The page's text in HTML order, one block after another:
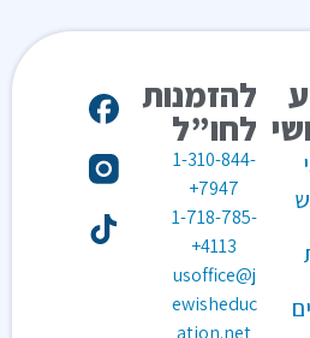
להזמנות
לחו”ל
1-310-844-
7947+
1-718-785-
4113+
usoffice@j
ewisheduc
ation.net